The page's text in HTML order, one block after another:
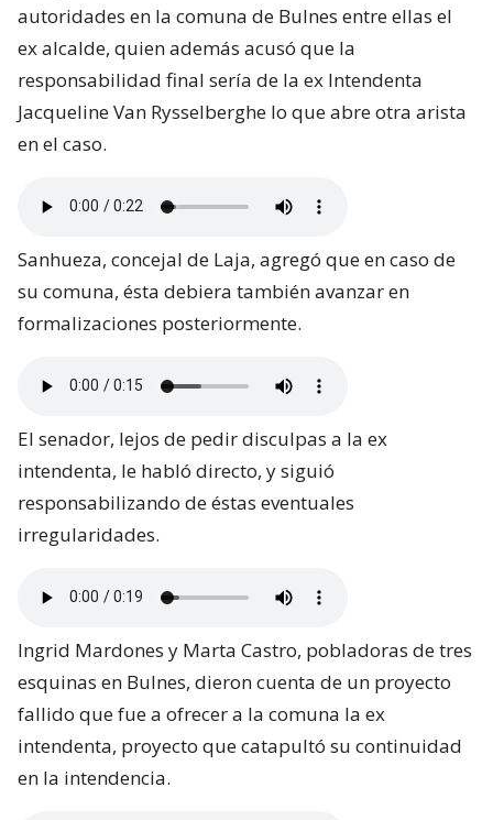
autoridades en la comuna de Bulnes entre ellas el
ex alcalde, quien además acusó que la
responsabilidad final sería de la ex Intendenta
Jacqueline Van Rysselberghe lo que abre otra arista
en el caso.
Sanhueza, concejal de Laja, agregó que en caso de
su comuna, ésta debiera también avanzar en
formalizaciones posteriormente.
El senador, lejos de pedir disculpas a la ex
intendenta, le habló directo, y siguió
responsabilizando de éstas eventuales
irregularidades.
Ingrid Mardones y Marta Castro, pobladoras de tres
esquinas en Bulnes, dieron cuenta de un proyecto
fallido que fue a ofrecer a la comuna la ex
intendenta, proyecto que catapultó su continuidad
en la intendencia.